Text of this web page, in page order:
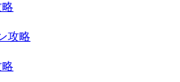
攻略